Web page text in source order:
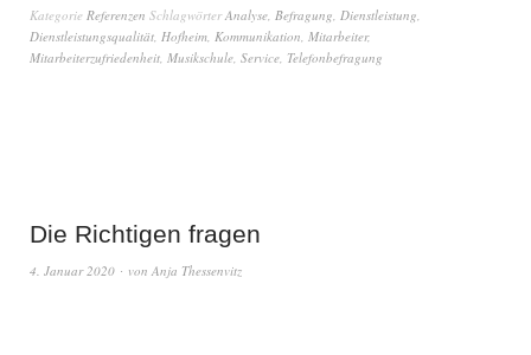
Kategorie Referenzen SchlagwörterAnalyse, Befragung, Dienstleistung,
Dienstleistungsqualität, Hofheim, Kommunikation, Mitarbeiter,
Mitarbeiterzufriedenheit, Musikschule, Service, Telefonbefragung
Die Richtigen fragen
4. Januar 2020 von Anja Thessenvitz